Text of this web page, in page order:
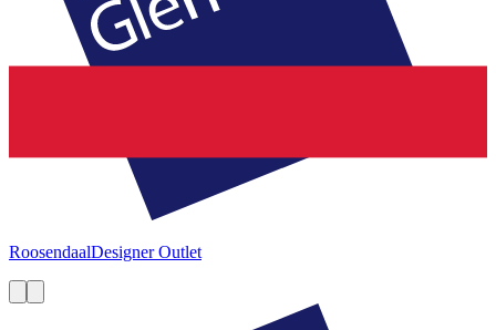
RoosendaalDesigner Outlet